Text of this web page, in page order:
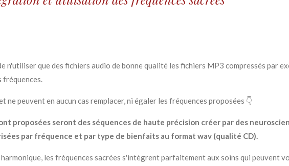
n'utiliser que des fichiers audio de bonne qualité les fichiers MP3 compressés par
fréquences.
ne peuvent en aucun cas remplacer, ni égaler les fréquences proposées 👇
proposées seront des séquences de haute précision créer par des
par fréquence et par type de bienfaits au format wav (qualité CD).
les fréquences sacrées s'intègrent parfaitement aux soins qui peuvent